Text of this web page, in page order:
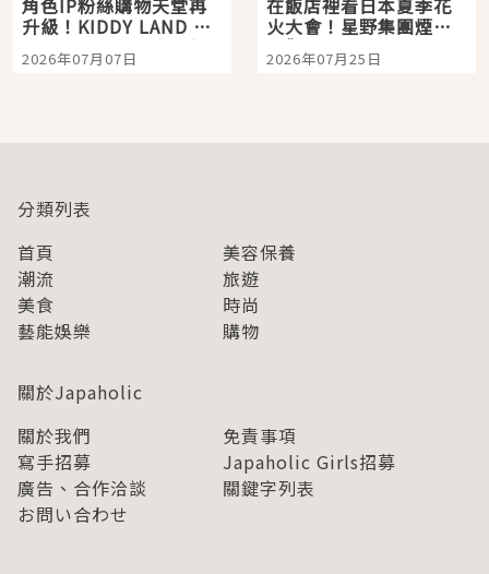
角色IP粉絲購物天堂再
升級！KIDDY LAND 原
宿店吉伊卡哇迎客，新
開幕 OMOKADO 店3分
2026年07月07日
在飯店裡看日本夏季花
火大會！星野集團煙火
景觀飯店6選，讓你不用
人擠人悠閒欣賞
2026年07月25日
分類列表
首頁
美容保養
潮流
旅遊
美食
時尚
藝能娛樂
購物
關於Japaholic
關於我們
免責事項
寫手招募
Japaholic Girls招募
廣告、合作洽談
關鍵字列表
お問い合わせ